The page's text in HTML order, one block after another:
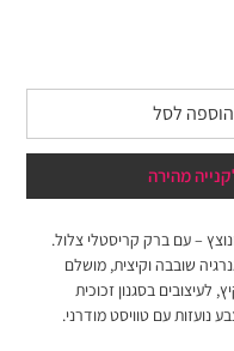
הוספה לסל
מהירה
– עם ברק קריסטלי צלול.
שובבה וקיצית, מושלם
בסגנון זכוכית
נועזות עם טוויסט מודרני.